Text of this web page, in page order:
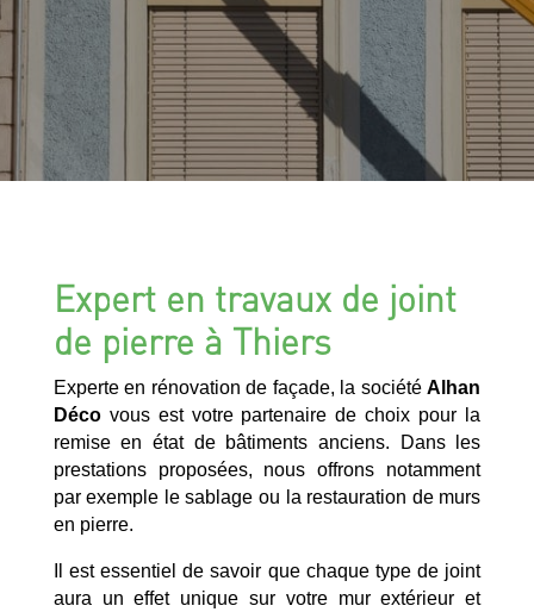
Expert en travaux de joint
de pierre à Thiers
Experte en rénovation de façade, la sociétéAlhan
Décovous est votre partenaire de choix pour la
remise en état de bâtiments anciens. Dans les
prestations proposées, nous offrons notamment
par exemple le sablage ou la restauration de murs
en pierre.
Il est essentiel de savoir que chaque type de joint
aura un effet unique sur votre mur extérieur et